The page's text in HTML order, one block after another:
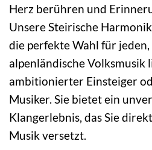
Herz berühren und
Unsere Steirische
die perfekte Wahl für
alpenländische Volksmusik
ambitionierter Einsteiger
Musiker. Sie bietet ein
Klangerlebnis, das Sie
Musik versetzt.